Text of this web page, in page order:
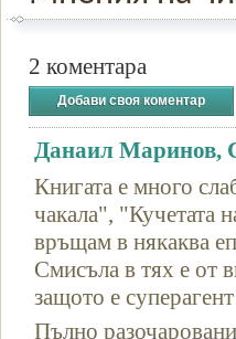
2 коментара
Добави своя коментар
Данаил Маринов,
Книгата е много
чакала", "Кучетата
връщам в някаква
Смисъла в тях е от
защото е
Пълно